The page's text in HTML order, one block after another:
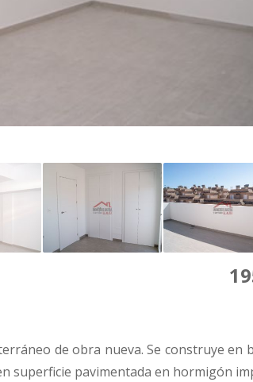
de obra nueva. Se construye en
superficie pavimentada en hormigón